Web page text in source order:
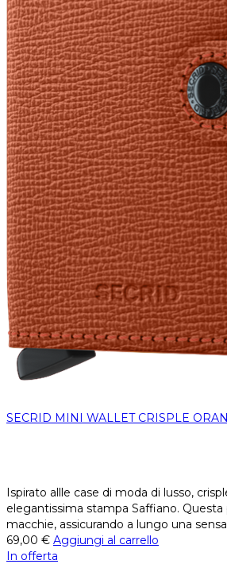
SECRID MINI WALLET CRISPLE
Ispirato allle case di moda di lusso,
elegantissima stampa Saffiano. Questa
macchie, assicurando a lungo una
69,00 € Aggiungi al carrello
In offerta